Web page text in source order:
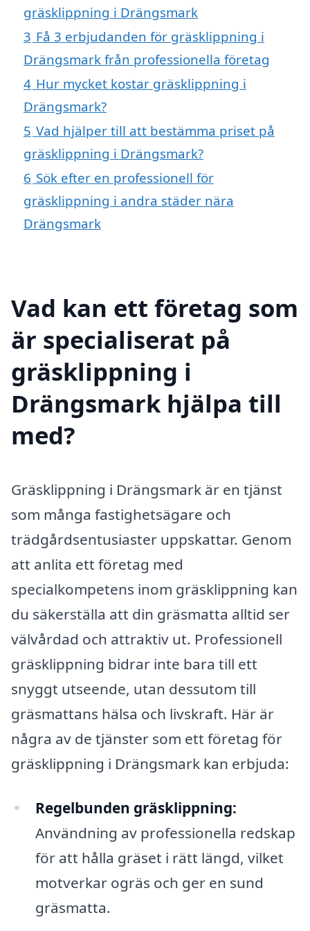
gräsklippning i Drängsmark
3 Få 3 erbjudanden för gräsklippning i
Drängsmark från professionella företag
4 Hur mycket kostar gräsklippning i
Drängsmark?
5 Vad hjälper till att bestämma priset på
gräsklippning i Drängsmark?
6 Sök efter en professionell för
gräsklippning i andra städer nära
Drängsmark
Vad kan ett företag som
är specialiserat på
gräsklippning i
Drängsmark hjälpa till
med?
Gräsklippning i Drängsmark är en tjänst
som många fastighetsägare och
trädgårdsentusiaster uppskattar. Genom
att anlita ett företag med
specialkompetens inom gräsklippning kan
du säkerställa att din gräsmatta alltid ser
välvårdad och attraktiv ut. Professionell
gräsklippning bidrar inte bara till ett
snyggt utseende, utan dessutom till
gräsmattans hälsa och livskraft. Här är
några av de tjänster som ett företag för
gräsklippning i Drängsmark kan erbjuda:
Regelbunden gräsklippning:
Användning av professionella redskap
för att hålla gräset i rätt längd, vilket
motverkar ogräs och ger en sund
gräsmatta.